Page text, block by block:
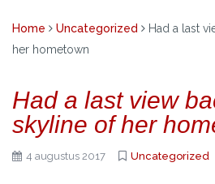
Home Uncategorized
Had a last
her hometown
Had a last view
skyline of her
4 augustus 2017 Uncategorized